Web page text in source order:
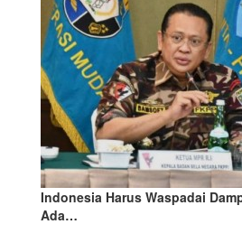
Indonesia Harus Waspadai
Ada…